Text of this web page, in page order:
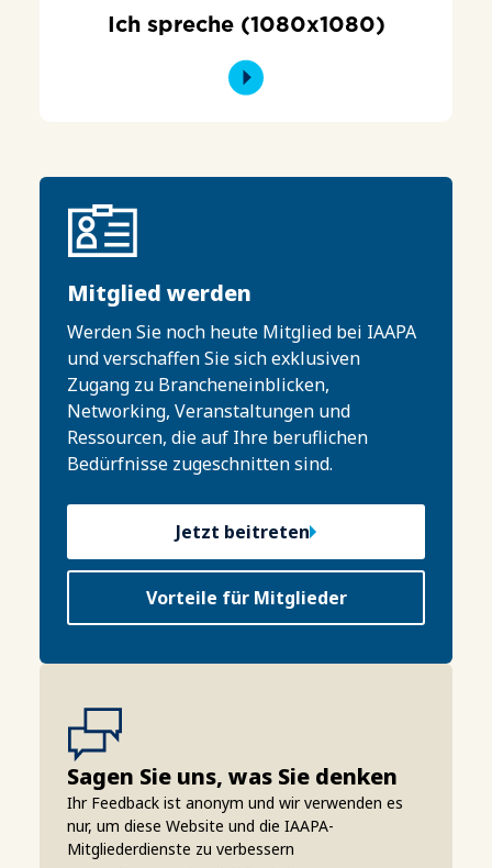
Ich spreche (1080x1080)
Mitglied werden
Werden Sie noch heute Mitglied bei IAAPA
und verschaffen Sie sich exklusiven
Zugang zu Brancheneinblicken,
Networking, Veranstaltungen und
Ressourcen, die auf Ihre beruflichen
Bedürfnisse zugeschnitten sind.
Jetzt beitreten
Vorteile für Mitglieder
Sagen Sie uns, was Sie denken
Ihr Feedback ist anonym und wir verwenden es
nur, um diese Website und die IAAPA-
Mitgliederdienste zu verbessern